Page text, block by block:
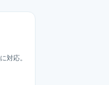
に対応。